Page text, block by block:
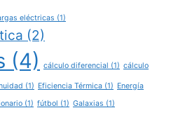
eléctricas (1)
(2)
(4) cálculo diferencial (1) cálculo
(1) Eficiencia Térmica (1) Energía
(1) fútbol (1) Galaxias (1)